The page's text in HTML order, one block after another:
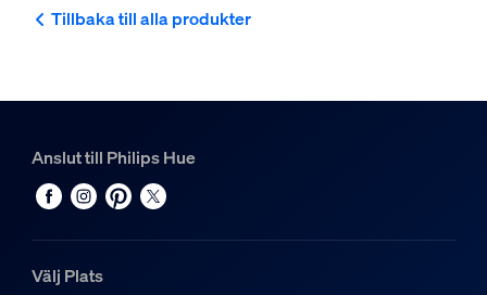
Tillbaka till alla produkter
Anslut till Philips Hue
Välj Plats